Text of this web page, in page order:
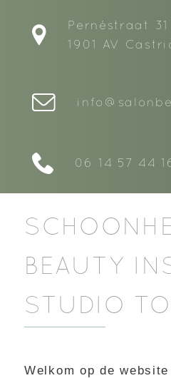
Pernéstraat 31
1901 AV
06 14 57 44
BEAUTY
STUDIO
Welkom op de website